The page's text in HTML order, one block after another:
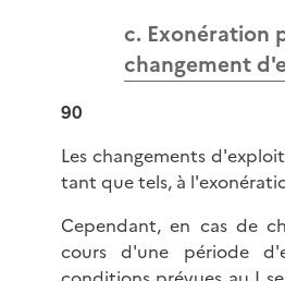
c. Exonération
changement
90
Les changements
tant que tels, à
Cependant, en cas de
cours d'une période